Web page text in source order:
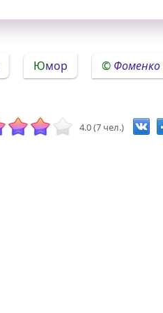
Юмор Фоменко
4.0 (7 чел.)